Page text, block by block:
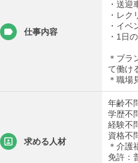
仕事内容
・送迎
・レ
・イ
・1日
＊ブラ
て働け
＊職場
求める人材
年齢不
学歴不
経験不
資格不
＊介護
免許：